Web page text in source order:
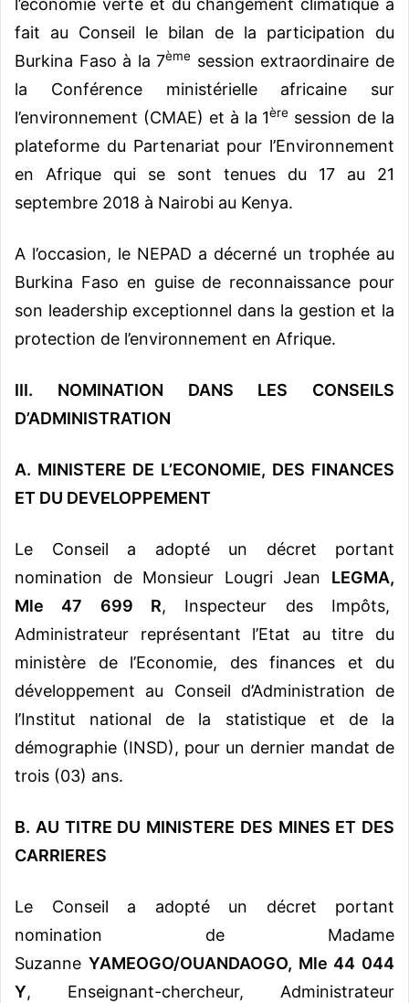
fait au Conseil le bilan de la participation du
Burkina Faso à la 7ème session extraordinaire de
la Conférence ministérielle africaine sur
l’environnement (CMAE) et à la 1ère session de la
plateforme du Partenariat pour l’Environnement
en Afrique qui se sont tenues du 17 au 21
septembre 2018 à Nairobi au Kenya.
A l’occasion, le NEPAD a décerné un trophée au
Burkina Faso en guise de reconnaissance pour
son leadership exceptionnel dans la gestion et la
protection de l’environnement en Afrique.
III. NOMINATION DANS LES CONSEILS
D’ADMINISTRATION
A. MINISTERE DE L’ECONOMIE, DES FINANCES
ET DU DEVELOPPEMENT
Le Conseil a adopté un décret portant
nomination de Monsieur Lougri Jean LEGMA,
Mle 47 699 R, Inspecteur des Impôts,
Administrateur représentant l’Etat au titre du
ministère de l’Economie, des finances et du
développement au Conseil d’Administration de
l’Institut national de la statistique et de la
démographie (INSD), pour un dernier mandat de
trois (03) ans.
B. AU TITRE DU MINISTERE DES MINES ET DES
CARRIERES
Le Conseil a adopté un décret portant
nomination de Madame
Suzanne YAMEOGO/OUANDAOGO, Mle 44 044
Y, Enseignant-chercheur, Administrateur